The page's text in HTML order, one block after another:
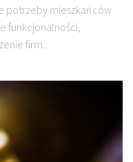
potrzeby mieszkańców
funkcjonalności,
firm...